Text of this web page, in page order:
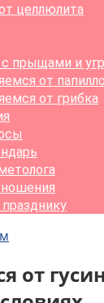
целлюлита
прыщами и
от
от грибка
от